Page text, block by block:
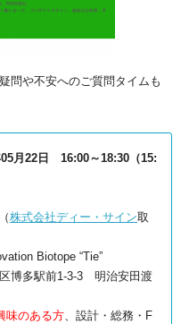
問や不安へのご質問タイムも
05月22日 16:00～18:30（15:
株式会社ディー・サイン取
Biotope “Tie”
博多駅前1-3-3 明治安田渡
味のある方、設計・総務・F